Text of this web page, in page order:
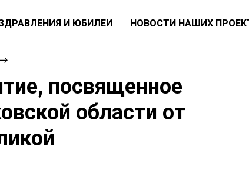
И ЮБИЛЕИ НОВОСТИ НАШИХ
посвященное
области от